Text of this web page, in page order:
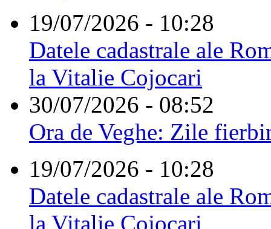
19/07/2026 - 10:28
Datele cadastrale ale
la Vitalie Cojocari
30/07/2026 - 08:52
Ora de Veghe: Zile
19/07/2026 - 10:28
Datele cadastrale ale
la Vitalie Cojocari